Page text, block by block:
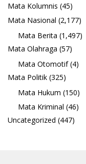
Mata Kolumnis (45)
Mata Nasional (2,177)
Mata Berita (1,497)
Mata Olahraga (57)
Mata Otomotif(4)
Mata Politik (325)
Mata Hukum (150)
Mata Kriminal (46)
Uncategorized (447)